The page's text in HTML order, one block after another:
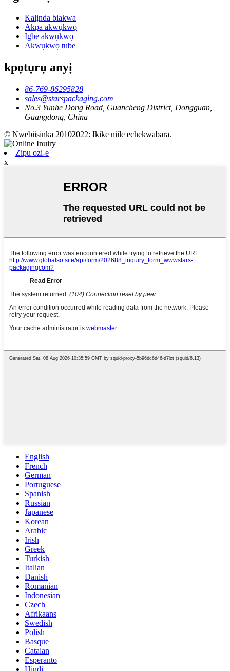
Kalịnda biakwa
Akpa akwụkwọ
Igbe akwụkwọ
Akwụkwọ tube
kpọtụrụ anyị
86-769-86295828
sales@starspackaging.com
No.3 Yunhe Dong Road, Guancheng District, Dongguan,
Guangdong, China
© Nwebiisinka 20102022: Ikike niile echekwabara.
Zipu ozi-e
x
English
French
German
Portuguese
Spanish
Russian
Japanese
Korean
Arabic
Irish
Greek
Turkish
Italian
Danish
Romanian
Indonesian
Czech
Afrikaans
Swedish
Polish
Basque
Catalan
Esperanto
Hindi